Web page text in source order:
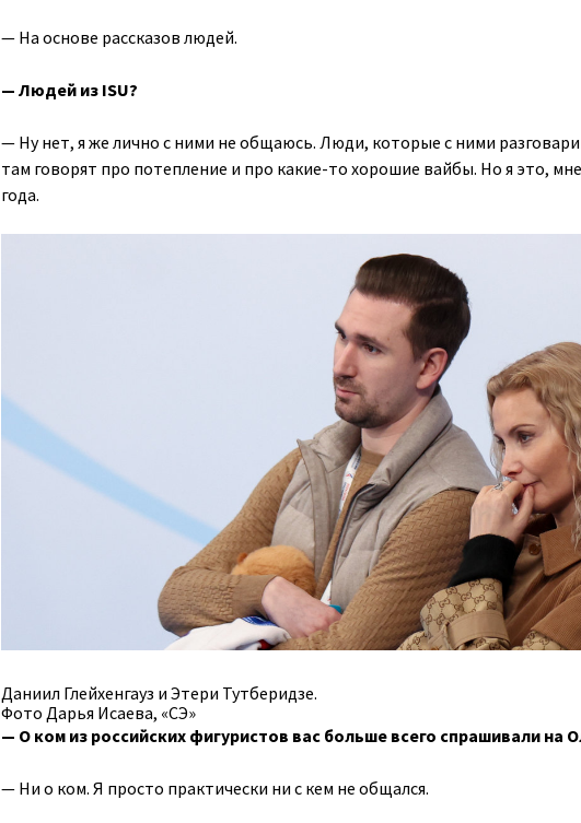
— На основе рассказов людей.
— Людей из ISU?
— Ну нет, я же лично с ними не общаюсь. Люди, которые с ними
там говорят про потепление и про какие-то хорошие вайбы. Но я это,
года.
Даниил Глейхенгауз и Этери Тутберидзе.
Фото Дарья Исаева, «СЭ»
— О ком из российских фигуристов вас больше всего спрашивали на
— Ни о ком. Я просто практически ни с кем не общался.